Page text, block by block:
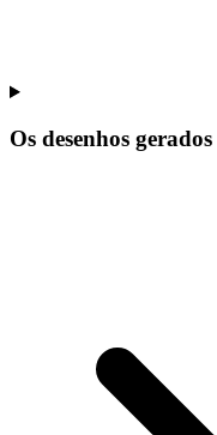
Os desenhos